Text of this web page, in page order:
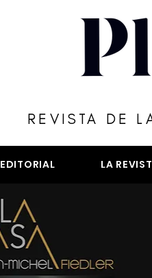
REVISTA DE
EDITORIAL LA